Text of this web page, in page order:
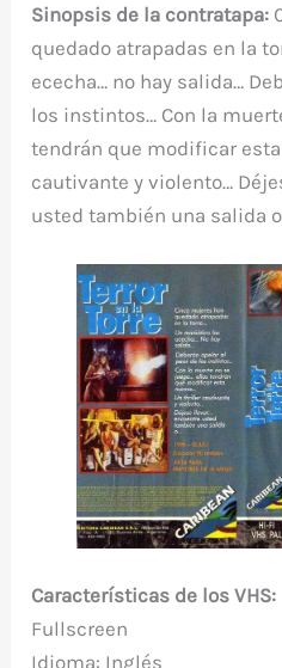
Sinopsis de la contratapa:
quedado atrapadas en la
ececha… no hay salida…
los instintos… Con la
tendrán que modificar
cautivante y violento…
usted también una salida
Características de los VHS:
Fullscreen
Idioma: Inglés